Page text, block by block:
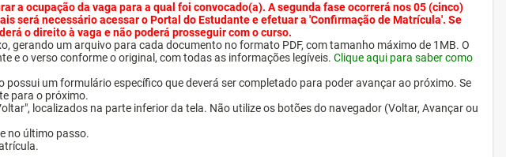
a ocupação da vaga para a qual foi convocado(a). A segunda fase ocorrerá nos 05 (cinco)
será necessário acessar o Portal do Estudante e efetuar a 'Confirmação de Matrícula'. Se
o direito à vaga e não poderá prosseguir com o curso.
gerando um arquivo para cada documento no formato PDF, com tamanho máximo de 1MB. O
e o verso conforme o original, com todas as informações legíveis. Clique aqui para saber como
um formulário específico que deverá ser completado para poder avançar ao próximo. Se
para o próximo.
localizados na parte inferior da tela. Não utilize os botões do navegador (Voltar, Avançar ou
no último passo.